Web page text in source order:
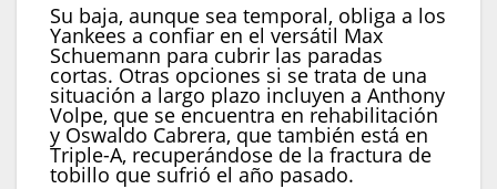
Su baja, aunque sea temporal, obliga a los
Yankees a confiar en el versátil Max
Schuemann para cubrir las paradas
cortas. Otras opciones si se trata de una
situación a largo plazo incluyen a Anthony
Volpe, que se encuentra en rehabilitación
y Oswaldo Cabrera, que también está en
Triple-A, recuperándose de la fractura de
tobillo que sufrió el año pasado.